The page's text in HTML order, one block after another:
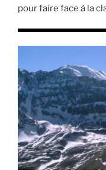
pour faire face à la